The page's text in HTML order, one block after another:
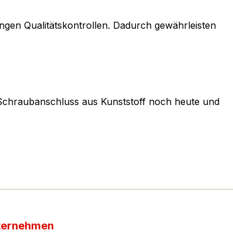
Qualitätskontrollen. Dadurch gewährleisten
aus Kunststoff noch heute und